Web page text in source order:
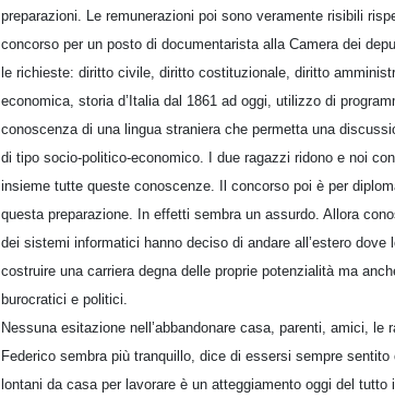
preparazioni. Le remunerazioni poi sono veramente risibili
concorso per un posto di documentarista alla Camera dei
le richieste: diritto civile, diritto costituzionale, diritto
economica, storia d’Italia dal 1861 ad oggi, utilizzo di
conoscenza di una lingua straniera che permetta una
di tipo socio-politico-economico. I due ragazzi ridono e noi
insieme tutte queste conoscenze. Il concorso poi è per
questa preparazione. In effetti sembra un assurdo. Allora
dei sistemi informatici hanno deciso di andare all’estero
costruire una carriera degna delle proprie potenzialità ma
burocratici e politici.
Nessuna esitazione nell’abbandonare casa, parenti, amici, le
Federico sembra più tranquillo, dice di essersi sempre
lontani da casa per lavorare è un atteggiamento oggi del